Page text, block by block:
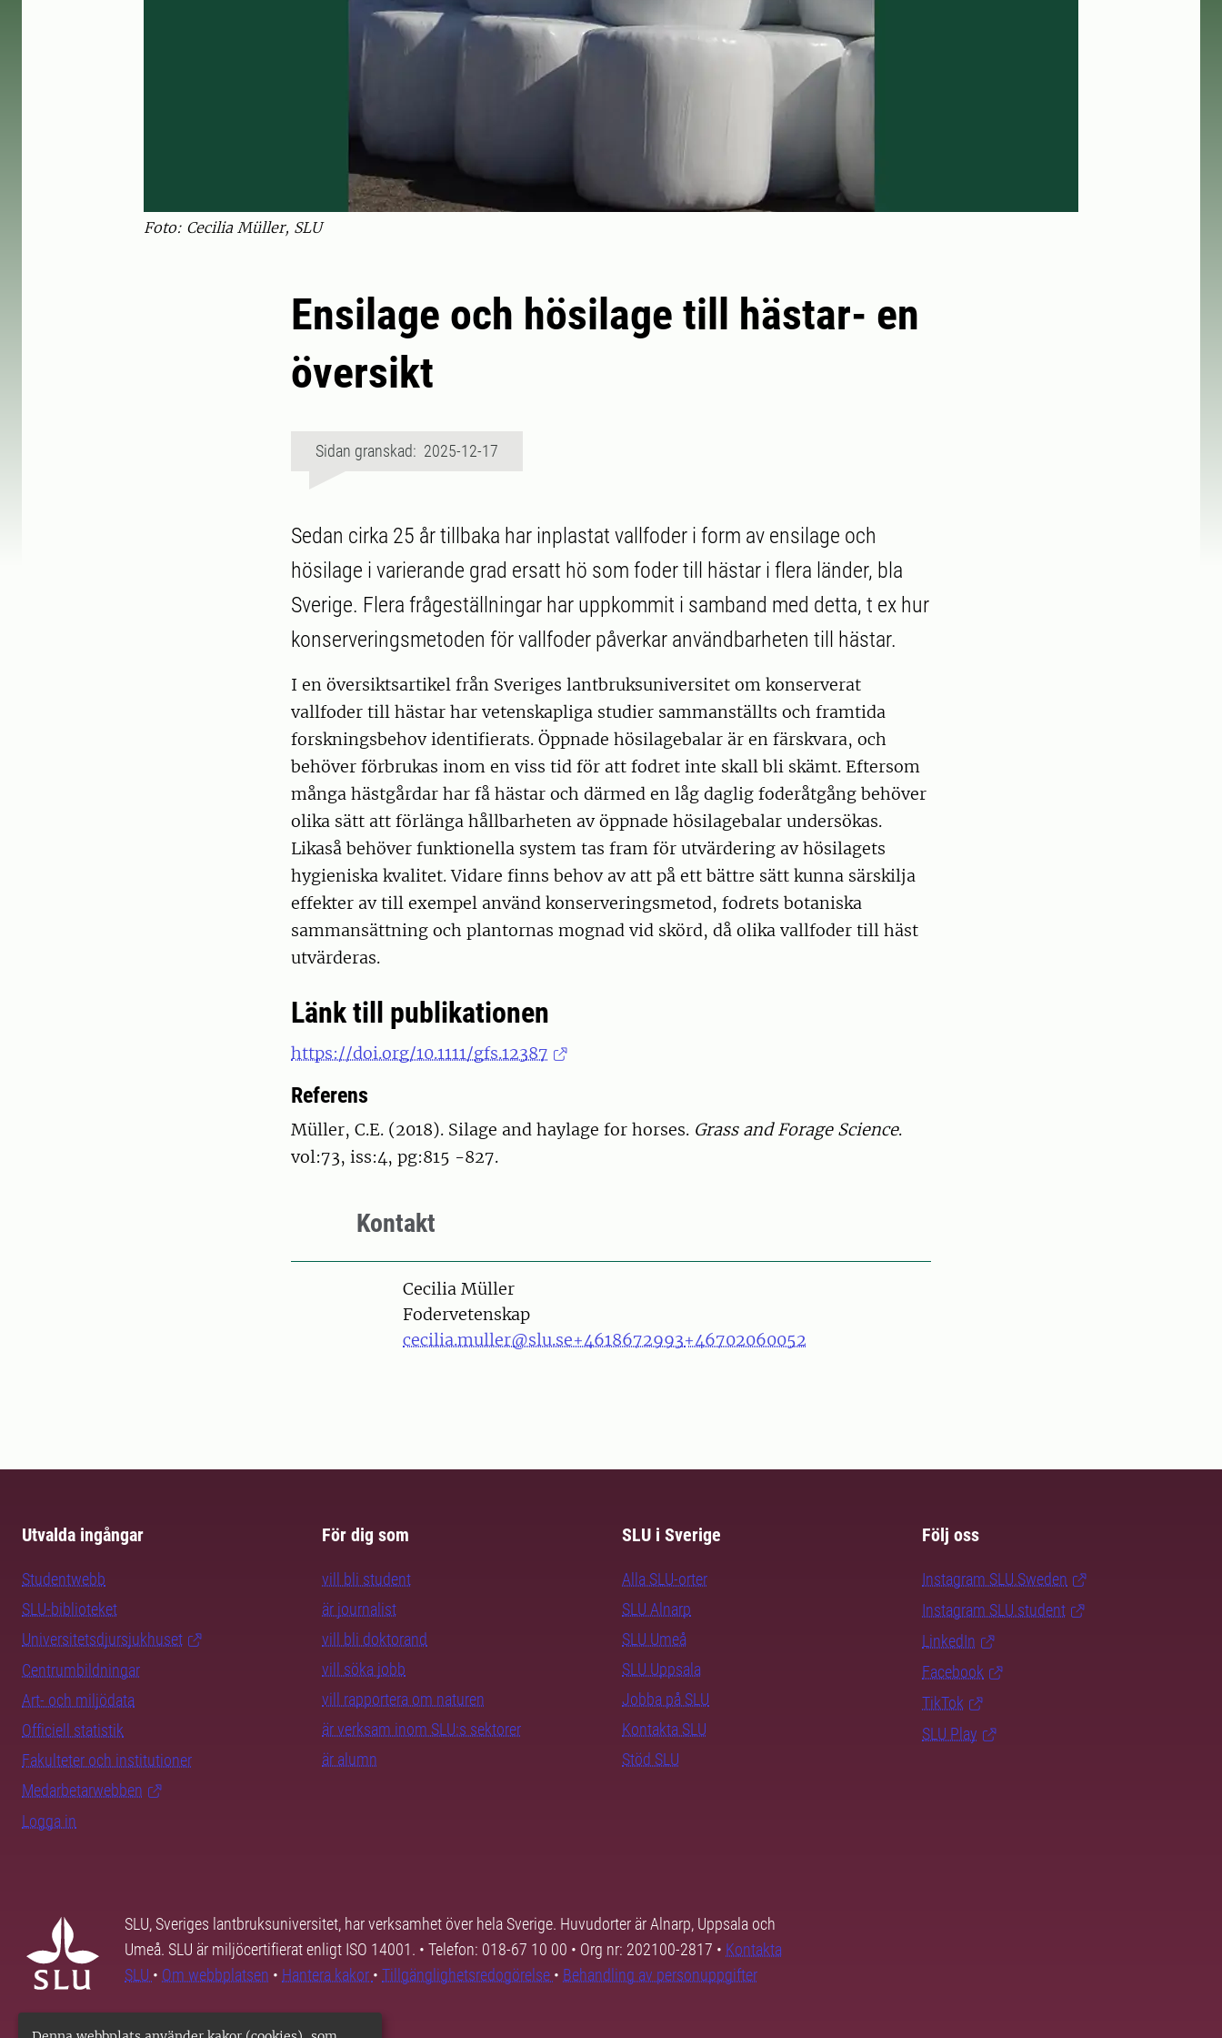
Foto: Cecilia Müller, SLU
Ensilage och hösilage till hästar- en
översikt
Sidan granskad: 2025-12-17
Sedan cirka 25 år tillbaka har inplastat vallfoder i form av ensilage och
hösilage i varierande grad ersatt hö som foder till hästar i flera länder, bla
Sverige. Flera frågeställningar har uppkommit i samband med detta, t ex hur
konserveringsmetoden för vallfoder påverkar användbarheten till hästar.
I en översiktsartikel från Sveriges lantbruksuniversitet om konserverat
vallfoder till hästar har vetenskapliga studier sammanställts och framtida
forskningsbehov identifierats. Öppnade hösilagebalar är en färskvara, och
behöver förbrukas inom en viss tid för att fodret inte skall bli skämt. Eftersom
många hästgårdar har få hästar och därmed en låg daglig foderåtgång behöver
olika sätt att förlänga hållbarheten av öppnade hösilagebalar undersökas.
Likaså behöver funktionella system tas fram för utvärdering av hösilagets
hygieniska kvalitet. Vidare finns behov av att på ett bättre sätt kunna särskilja
effekter av till exempel använd konserveringsmetod, fodrets botaniska
sammansättning och plantornas mognad vid skörd, då olika vallfoder till häst
utvärderas.
Länk till publikationen
https://doi.org/10.1111/gfs.12387
Referens
Müller, C.E. (2018). Silage and haylage for horses. Grass and Forage Science.
vol:73, iss:4, pg:815 -827.
Kontakt
PersonCecilia Müller
Fodervetenskap
cecilia.muller@slu.se+4618672993+46702060052
Utvalda ingångar
Studentwebb
SLU-biblioteket
Universitetsdjursjukhuset
Centrumbildningar
Art- och miljödata
Officiell statistik
Fakulteter och institutioner
Medarbetarwebben
Logga in
För dig som
vill bli student
är journalist
vill bli doktorand
vill söka jobb
vill rapportera om naturen
är verksam inom SLU:s sektorer
är alumn
SLU i Sverige
Alla SLU-orter
SLU Alnarp
SLU Umeå
SLU Uppsala
Jobba på SLU
Kontakta SLU
Stöd SLU
Följ oss
Instagram SLU.Sweden
Instagram SLU.student
LinkedIn
Facebook
TikTok
SLU Play
SLU, Sveriges lantbruksuniversitet, har verksamhet över hela Sverige. Huvudorter är Alnarp, Uppsala och
Umeå. SLU är miljöcertifierat enligt ISO 14001. • Telefon: 018-67 10 00 • Org nr: 202100-2817 • Kontakta
SLU • Om webbplatsen • Hantera kakor • Tillgänglighetsredogörelse • Behandling av personuppgifter